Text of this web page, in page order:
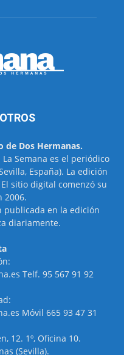
de Dos Hermanas.
Semana es el periódico
España). La edición
sitio digital comenzó su
2006.
publicada en la edición
diariamente.
Telf. 95 567 91 92
Móvil 665 93 47 31
12. 1º, Oficina 10.
(Sevilla).